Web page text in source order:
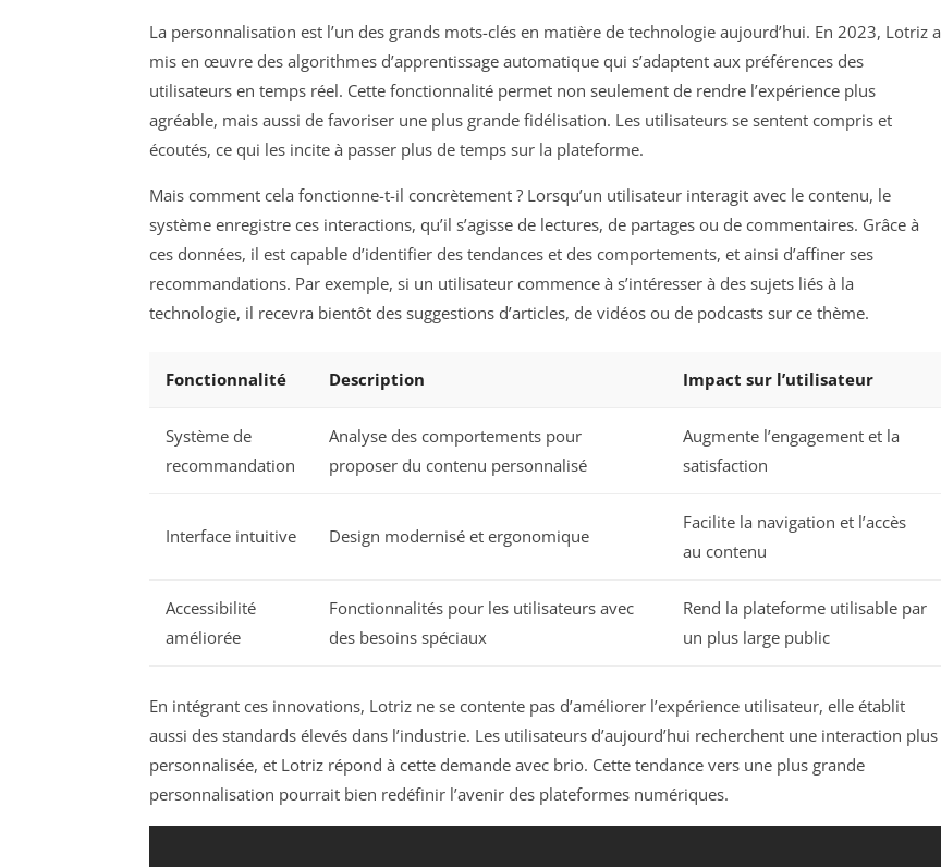
La personnalisation est l’un des grands mots-clés en matière de technologie aujourd’hui. En 2023, Lotriz a
mis en œuvre des algorithmes d’apprentissage automatique qui s’adaptent aux préférences des
utilisateurs en temps réel. Cette fonctionnalité permet non seulement de rendre l’expérience plus
agréable, mais aussi de favoriser une plus grande fidélisation. Les utilisateurs se sentent compris et
écoutés, ce qui les incite à passer plus de temps sur la plateforme.
Mais comment cela fonctionne-t-il concrètement ? Lorsqu’un utilisateur interagit avec le contenu, le
système enregistre ces interactions, qu’il s’agisse de lectures, de partages ou de commentaires. Grâce à
ces données, il est capable d’identifier des tendances et des comportements, et ainsi d’affiner ses
recommandations. Par exemple, si un utilisateur commence à s’intéresser à des sujets liés à la
technologie, il recevra bientôt des suggestions d’articles, de vidéos ou de podcasts sur ce thème.
Fonctionnalité Description Impact sur l’utilisateur
Système de
recommandation
Analyse des comportements pour
proposer du contenu personnalisé
Augmente l’engagement et la
satisfaction
Interface intuitive Design modernisé et ergonomique
Facilite la navigation et l’accès
au contenu
Accessibilité
améliorée
Fonctionnalités pour les utilisateurs avec
des besoins spéciaux
Rend la plateforme utilisable par
un plus large public
En intégrant ces innovations, Lotriz ne se contente pas d’améliorer l’expérience utilisateur, elle établit
aussi des standards élevés dans l’industrie. Les utilisateurs d’aujourd’hui recherchent une interaction plus
personnalisée, et Lotriz répond à cette demande avec brio. Cette tendance vers une plus grande
personnalisation pourrait bien redéfinir l’avenir des plateformes numériques.